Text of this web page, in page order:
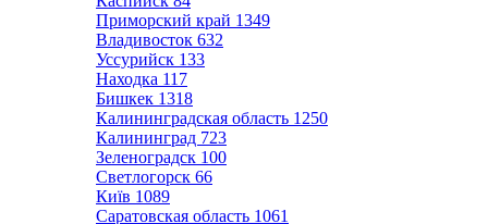
Приморский край 1349
Владивосток 632
Уссурийск 133
Находка 117
Бишкек 1318
Калининградская область 1250
Калининград 723
Зеленоградск 100
Светлогорск 66
Київ 1089
Саратовская область 1061